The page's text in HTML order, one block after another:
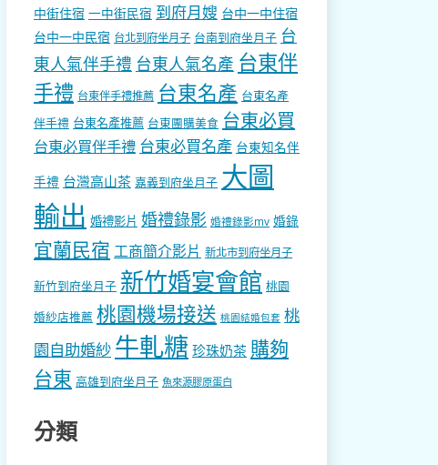
中街住宿 一中街民宿 到府月嫂 台中一中住宿
台中一中民宿 台北到府坐月子 台南到府坐月子 台
東人氣伴手禮 台東人氣名產 台東伴
手禮 台東伴手禮推薦 台東名產 台東名產
伴手禮 台東名產推薦 台東團購美食 台東必買
台東必買伴手禮 台東必買名產 台東知名伴
手禮 台灣高山茶 嘉義到府坐月子 大圖
輸出 婚禮影片 婚禮錄影 婚禮錄影mv 婚錄
宜蘭民宿 工商簡介影片 新北市到府坐月子
新竹到府坐月子 新竹婚宴會館 桃園
婚紗店推薦 桃園機場接送 桃園結婚包套 桃
園自助婚紗 牛軋糖 珍珠奶茶 購夠
台東 高雄到府坐月子 魚來源膠原蛋白
分類